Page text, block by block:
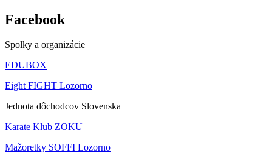
Facebook
Spolky a organizácie
EDUBOX
Eight FIGHT Lozorno
Jednota dôchodcov Slovenska
Karate Klub ZOKU
Mažoretky SOFFI Lozorno